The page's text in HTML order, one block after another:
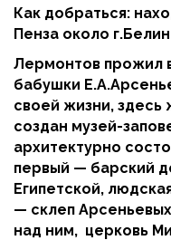
Как добраться:
Пенза около
Лермонтов прожил
бабушки
своей жизни, здесь
создан музей-
архитектурно
первый — барский
Египетской,
— склеп
над ним, церковь